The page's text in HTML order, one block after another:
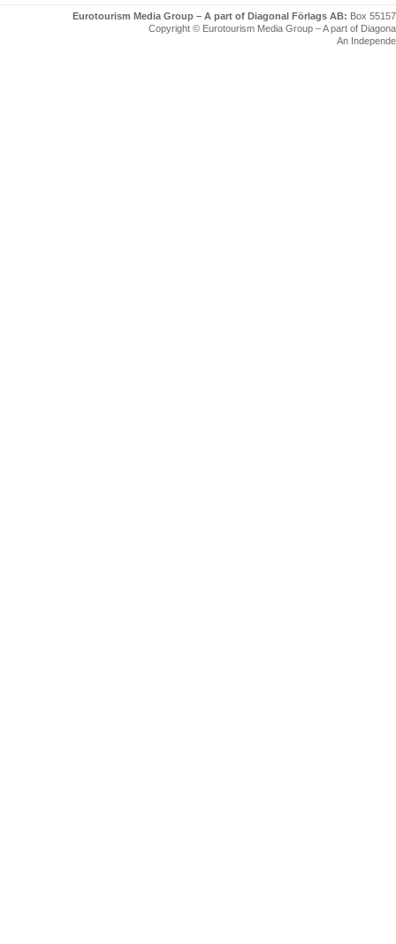
Eurotourism Media Group – A part of Diagonal Förlags AB: Box
Copyright © Eurotourism Media Group – A part of
An